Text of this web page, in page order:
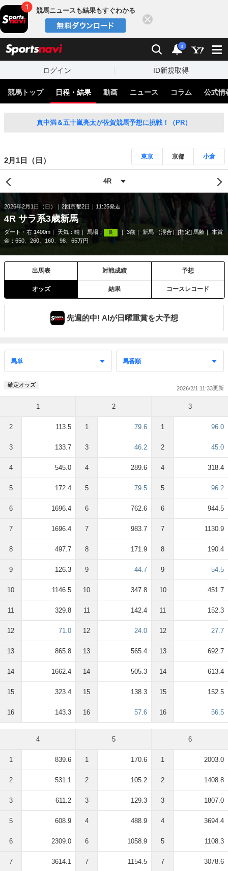
競馬ニュースも結果もすぐわかる
検索 通知
i
ログイン ID新規取得
競馬トップ 日程・結果 動画 ニュース コラム 公式情
真中満＆五十嵐亮太が佐賀競馬予想に挑戦！（PR）
2月1日（日） 東京 京都 小倉
2026年2月1日（日） 2回京都2日 11:25発走
4R サラ系3歳新馬
ダート・右 1400m 天気： 晴 馬場： 良 3歳 新馬 （混合）[指定] 馬齢
本賞
金：650、260、160、98、65万円
出馬表 対戦成績 予想
オッズ 結果 コースレコード
先週的中! AIが日曜重賞を大予想
確定オッズ
2026/2/1 11:33
1
2 113.5
3 133.7
4 545.0
5 172.4
6 1696.4
7 1696.4
8 497.7
9 126.3
10 1146.5
11 329.8
12 71.0
13 865.8
14 1662.4
15 323.4
16 143.3
2
1 79.6
3 46.2
4 289.6
5 79.5
6 762.6
7 983.7
8 171.9
9 44.7
10 347.8
11 142.4
12 24.0
13 565.4
14 505.3
15 138.3
16 57.6
3
1 96.0
2 45.0
4 318.4
5 96.2
6 944.5
7 1130.9
8 190.4
9 54.5
10 451.7
11 152.3
12 27.7
13 692.7
14 613.4
15 152.5
16 56.5
4
1 839.6
2 531.1
3 611.2
5 608.9
6 2309.0
7 3614.1
5
1 170.6
2 105.2
3 129.3
4 488.9
6 1058.9
7 1154.5
6
1 2003.0
2 1408.8
3 1807.0
4 3694.4
5 1108.3
7 3078.6